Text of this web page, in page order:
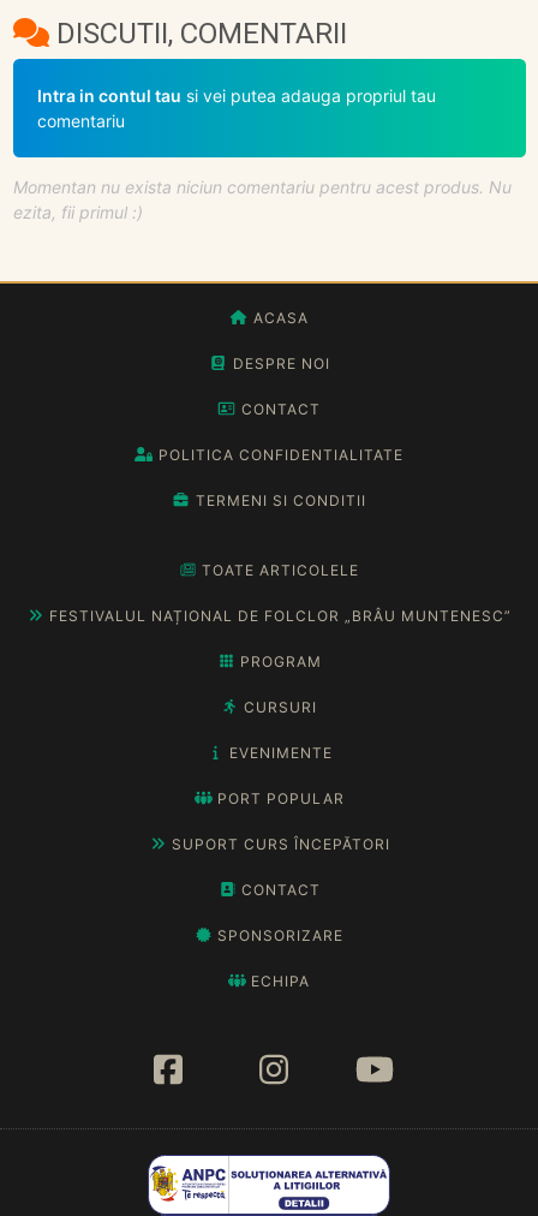
DISCUTII, COMENTARII
Intra in contul tau si vei putea adauga propriul tau
comentariu
Momentan nu exista niciun comentariu pentru acest produs. Nu
ezita, fii primul :)
ACASA
DESPRE NOI
CONTACT
POLITICA CONFIDENTIALITATE
TERMENI SI CONDITII
TOATE ARTICOLELE
FESTIVALUL NAȚIONAL DE FOLCLOR „BRÂU MUNTENESC”
PROGRAM
CURSURI
EVENIMENTE
PORT POPULAR
SUPORT CURS ÎNCEPĂTORI
CONTACT
SPONSORIZARE
ECHIPA